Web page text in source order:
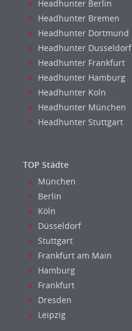
Headhunter Berlin
Headhunter Bremen
Headhunter Dortmund
Headhunter Dusseldorf
Headhunter Frankfurt
Headhunter Hamburg
Headhunter Koln
Headhunter München
Headhunter Stuttgart
TOP Städte
München
Berlin
Köln
Düsseldorf
Stuttgart
Frankfurt am Main
Hamburg
Frankfurt
Dresden
Leipzig